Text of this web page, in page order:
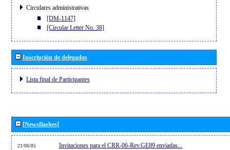
Circulares administrativas
[DM-1147]
[Circular Letter No. 38]
Inscripción de delegados
Lista final de Participantes
[Newsflashes]
21/06/05 Invitaciones para el CRR-06-Rev.GE89 enviadas...